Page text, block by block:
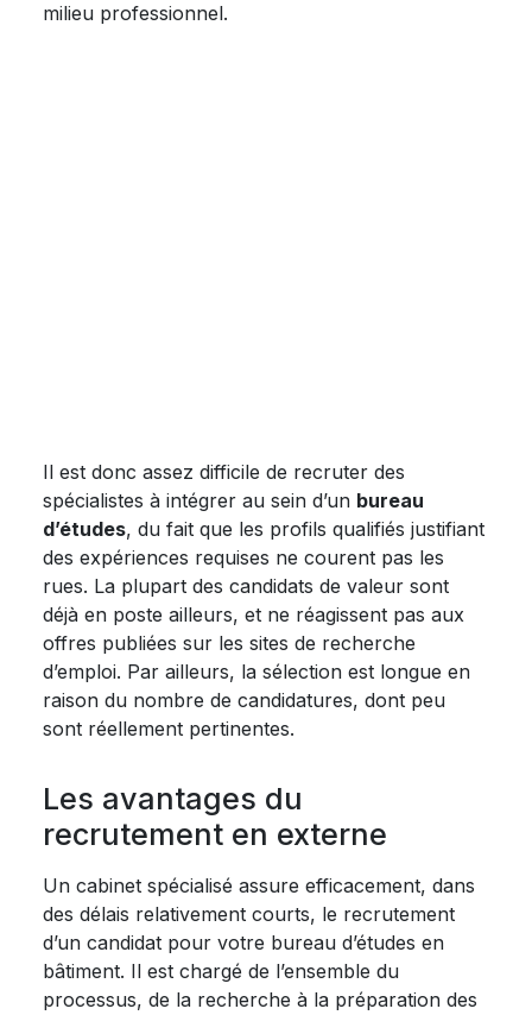
milieu professionnel.
Il est donc assez difficile de recruter des
spécialistes à intégrer au sein d’un bureau
d’études, du fait que les profils qualifiés justifiant
des expériences requises ne courent pas les
rues. La plupart des candidats de valeur sont
déjà en poste ailleurs, et ne réagissent pas aux
offres publiées sur les sites de recherche
d’emploi. Par ailleurs, la sélection est longue en
raison du nombre de candidatures, dont peu
sont réellement pertinentes.
Les avantages du
recrutement en externe
Un cabinet spécialisé assure efficacement, dans
des délais relativement courts, le recrutement
d’un candidat pour votre bureau d’études en
bâtiment. Il est chargé de l’ensemble du
processus, de la recherche à la préparation des